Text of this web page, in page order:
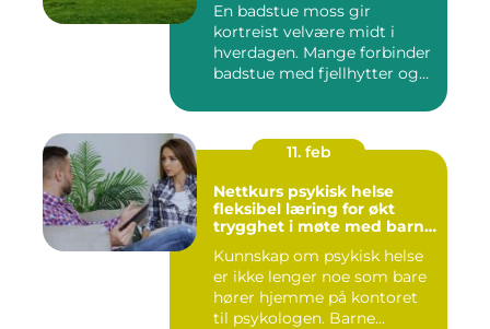
En badstue moss gir
kortreist velvære midt i
hverdagen. Mange forbinder
badstue med fjellhytter og
11. feb
Nettkurs psykisk helse
fleksibel læring for økt
trygghet i møte med barn
Kunnskap om psykisk helse
er ikke lenger noe som bare
hører hjemme på kontoret
til psykologen. Barne...